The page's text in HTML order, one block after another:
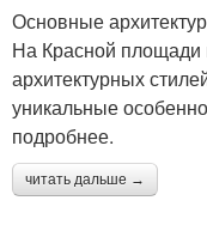
Основные
На Красной площади
архитектурных
уникальные
подробнее.
читать дальше →